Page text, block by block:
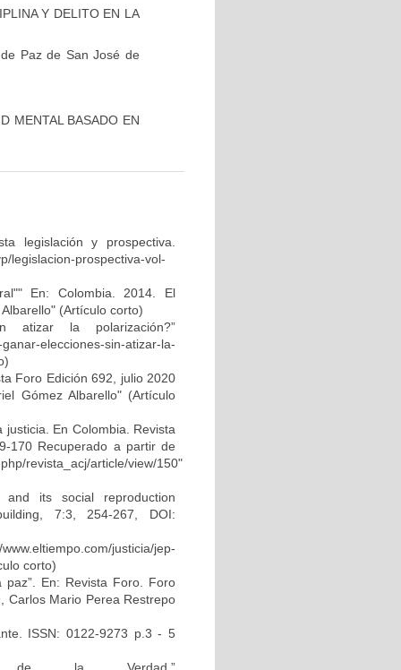
Y DELITO EN LA
Paz de San José de
MENTAL BASADO EN
legislación y prospectiva.
legislacion-prospectiva-vol-
En: Colombia. 2014. El
(Artículo corto)
atizar la polarización?”
elecciones-sin-atizar-la-
Foro Edición 692, julio 2020
Gómez Albarello" (Artículo
En Colombia. Revista
170 Recuperado a partir de
revista_acj/article/view/150"
its social reproduction
7:3, 254-267, DOI:
justicia/jep-
corto)
En: Revista Foro. Foro
Carlos Mario Perea Restrepo
ISSN: 0122-9273 p.3 - 5